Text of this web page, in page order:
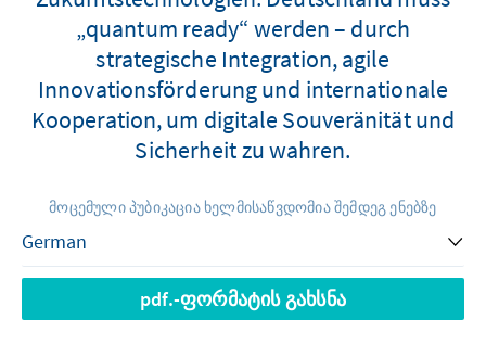
„quantum ready“ werden – durch
strategische Integration, agile
Innovationsförderung und internationale
Kooperation, um digitale Souveränität und
Sicherheit zu wahren.
მოცემული პუბიკაცია ხელმისაწვდომია შემდეგ ენებზე
pdf.-ფორმატის გახსნა